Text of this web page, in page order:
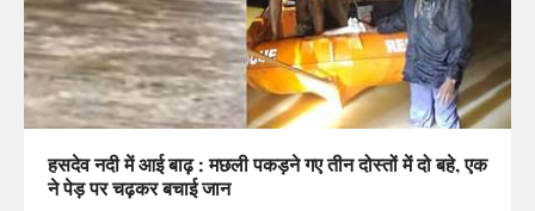
हसदेव नदी में आई बाढ़ : मछली पकड़ने गए तीन दोस्तों में दो बहे, एक
ने पेड़ पर चढ़कर बचाई जान